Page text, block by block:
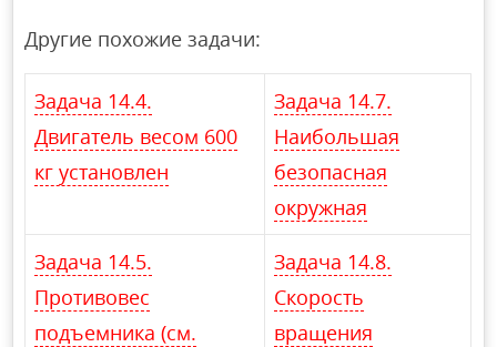
Другие похожие задачи:
Задача 14.4.
Двигатель весом 600
кг установлен
Задача 14.7.
Наибольшая
безопасная
окружная
Задача 14.5.
Противовес
подъемника (см.
Задача 14.8.
Скорость
вращения